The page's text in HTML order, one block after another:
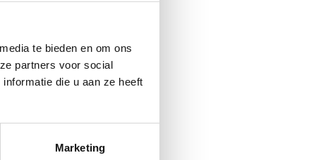
te bieden en om ons
partners voor social
die u aan ze heeft
Marketing